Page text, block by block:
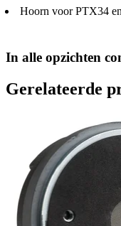
Hoorn voor PTX34
In alle opzichten
Gerelateerde